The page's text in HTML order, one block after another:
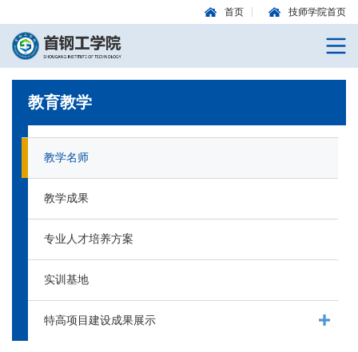
首页 技师学院首页
教育教学
教学名师
教学成果
专业人才培养方案
实训基地
特高项目建设成果展示